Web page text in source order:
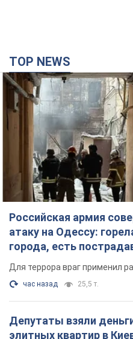
Российская армия
атаку на Одессу:
города, есть
Для террора враг применил
час назад 25,5 т.
Депутаты взяли
элитных квартир в
парламентариев
поселился
Как работает особая
Российская армия
многоэтажных дома в